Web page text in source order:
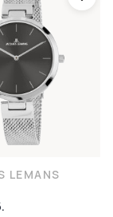
LEMANS